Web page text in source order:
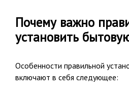
Почему важно
установить
Особенности правильной
включают в себя следующее: